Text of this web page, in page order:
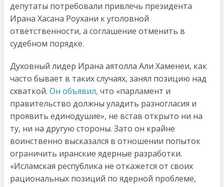
депутаты потребовали привлечь президента
Ирана Хасана Роухани к уголовной
ответственности, а соглашение отменить в
судебном порядке.
Духовный лидер Ирана аятолла Али Хаменеи, как
часто бывает в таких случаях, занял позицию над
схваткой. Он объявил, что «парламент и
правительство должны уладить разногласия и
проявить единодушие», не встав открыто ни на
ту, ни на другую стороны. Зато он крайне
воинственно высказался в отношении попыток
ограничить иранские ядерные разработки.
«Исламская республика не откажется от своих
рациональных позиций по ядерной проблеме,